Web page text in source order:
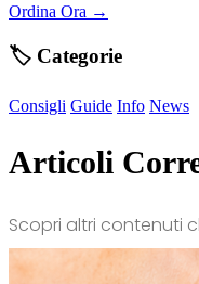
Ordina Ora →
🏷️ Categorie
Consigli Guide Info News
Articoli
Scopri altri contenuti